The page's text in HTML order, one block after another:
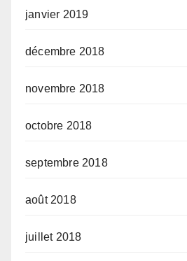
janvier 2019
décembre 2018
novembre 2018
octobre 2018
septembre 2018
août 2018
juillet 2018